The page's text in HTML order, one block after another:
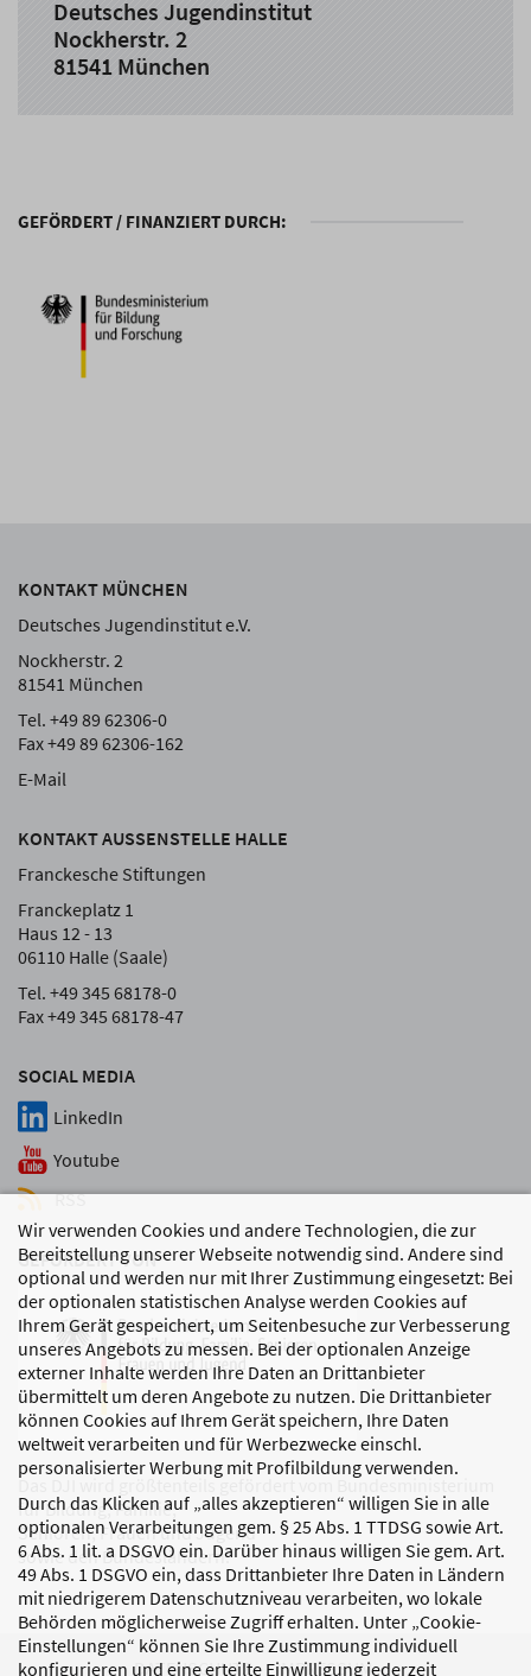
Wir verwenden Cookies und andere Technologien, die zur
Bereitstellung unserer Webseite notwendig sind. Andere sind
optional und werden nur mit Ihrer Zustimmung eingesetzt: Bei
der optionalen statistischen Analyse werden Cookies auf
Ihrem Gerät gespeichert, um Seitenbesuche zur Verbesserung
unseres Angebots zu messen. Bei der optionalen Anzeige
externer Inhalte werden Ihre Daten an Drittanbieter
übermittelt um deren Angebote zu nutzen. Die Drittanbieter
können Cookies auf Ihrem Gerät speichern, Ihre Daten
weltweit verarbeiten und für Werbezwecke einschl.
personalisierter Werbung mit Profilbildung verwenden.
Durch das Klicken auf „alles akzeptieren“ willigen Sie in alle
optionalen Verarbeitungen gem. § 25 Abs. 1 TTDSG sowie Art.
6 Abs. 1 lit. a DSGVO ein. Darüber hinaus willigen Sie gem. Art.
49 Abs. 1 DSGVO ein, dass Drittanbieter Ihre Daten in Ländern
mit niedrigerem Datenschutzniveau verarbeiten, wo lokale
Behörden möglicherweise Zugriff erhalten. Unter „Cookie-
Einstellungen“ können Sie Ihre Zustimmung individuell
konfigurieren und eine erteilte Einwilligung jederzeit
Deutsches Jugendinstitut
Nockherstr. 2
81541 München
GEFÖRDERT / FINANZIERT DURCH:
SOCIAL MEDIA
LinkedIn
Youtube
RSS
KONTAKT MÜNCHEN
Deutsches Jugendinstitut e.V.
Nockherstr. 2
81541 München
Tel. +49 89 62306-0
Fax +49 89 62306-162
E-Mail
KONTAKT AUSSENSTELLE HALLE
Franckesche Stiftungen
Franckeplatz 1
Haus 12 - 13
06110 Halle (Saale)
Tel. +49 345 68178-0
Fax +49 345 68178-47
GEFÖRDERT VON
Das DJI wird größtenteils gefördert vom Bundesministerium
für Bildung, Familie,
Senioren, Frauen und Jugend
sowie den Bundesländern.
DATENSCHUTZ IMPRESSUM